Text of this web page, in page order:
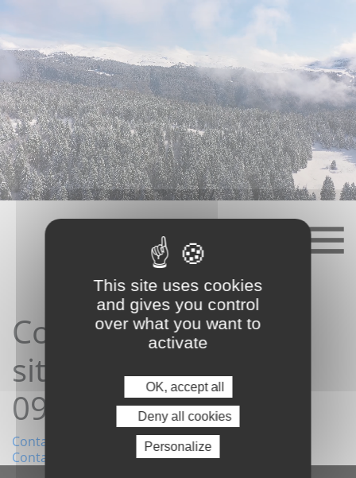
content
Contact depuis le
site11/07/2022
09:55:05
Navigation
Contact depuis le site11/07/2022 09:50:49
Contact depuis le site11/07/2022 10:00:34
This site uses cookies
and gives you control
over what you want to
activate
OK, accept all
Deny all cookies
Personalize